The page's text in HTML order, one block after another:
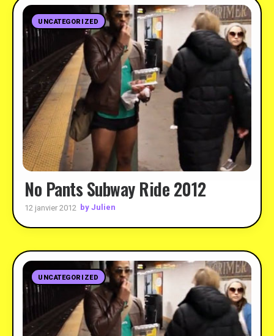
UNCATEGORIZED
No Pants Subway Ride 2012
12 janvier 2012 by Julien
UNCATEGORIZED